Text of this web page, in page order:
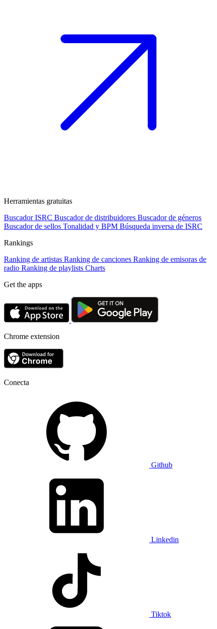
Herramientas gratuitas
Buscador ISRC Buscador de distribuidores Buscador de géneros
Buscador de sellos Tonalidad y BPM Búsqueda inversa de ISRC
Rankings
Ranking de artistas Ranking de canciones Ranking de emisoras de
radio Ranking de playlists Charts
Get the apps
Chrome extension
Conecta
Github
Linkedin
Tiktok